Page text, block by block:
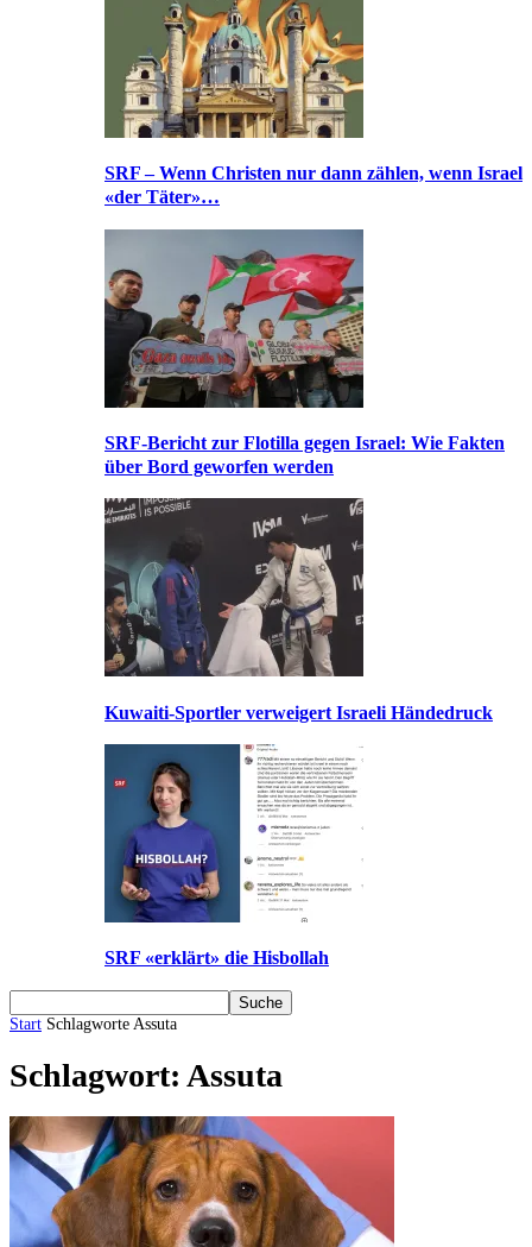
SRF – Wenn Christen nur dann zählen, wenn Israel
«der Täter»…
SRF-Bericht zur Flotilla gegen Israel: Wie Fakten
über Bord geworfen werden
Kuwaiti-Sportler verweigert Israeli Händedruck
SRF «erklärt» die Hisbollah
Start Schlagworte Assuta
Schlagwort: Assuta